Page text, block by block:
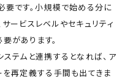
要です。小規模で始める分に
ービスレベルやセキュリティ
があります。
テムと連携するとなれば、ア
を再定義する手間も出てきま